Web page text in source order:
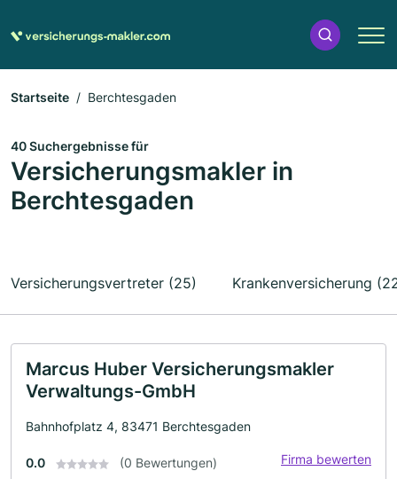
Startseite Berchtesgaden
40 Suchergebnisse für
Versicherungsmakler in
Berchtesgaden
Versicherungsvertreter (25) Krankenversicherung
Marcus Huber Versicherungsmakler
Verwaltungs-GmbH
Bahnhofplatz 4, 83471 Berchtesgaden
0.0 (0 Bewertungen) Firma bewerten